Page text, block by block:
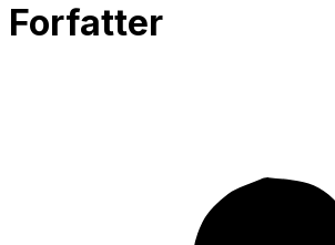
Forfatter